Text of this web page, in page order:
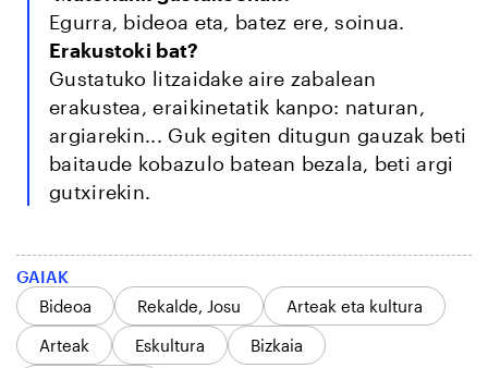
Egurra, bideoa eta, batez ere, soinua.
Erakustoki bat?
Gustatuko litzaidake aire zabalean
erakustea, eraikinetatik kanpo: naturan,
argiarekin... Guk egiten ditugun gauzak beti
baitaude kobazulo batean bezala, beti argi
gutxirekin.
GAIAK
Bideoa
Rekalde, Josu
Arteak eta kultura
Arteak
Eskultura
Bizkaia